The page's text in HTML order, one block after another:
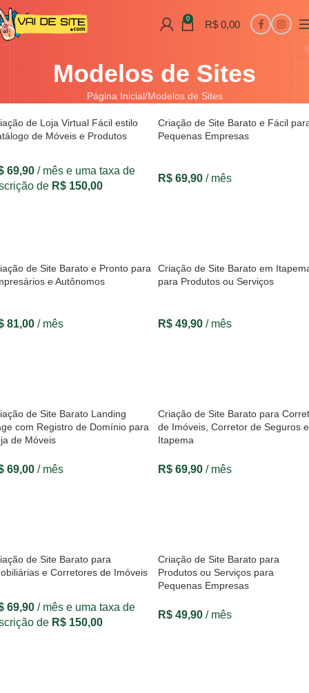
0 R$ 0,00
Modelos de Sites
Página Inicial Modelos de Sites
de Loja Virtual Fácil estilo
de Móveis e Produtos
69,90 / mês e uma taxa de
de R$ 150,00
Criação de Site Barato e Fácil
Pequenas Empresas
R$ 69,90 / mês
de Site Barato e Pronto para
e Autônomos
81,00 / mês
Criação de Site Barato em
para Produtos ou Serviços
R$ 49,90 / mês
de Site Barato Landing
com Registro de Domínio para
de Móveis
69,00 / mês
Criação de Site Barato para
de Imóveis, Corretor de Seguros
Itapema
R$ 69,90 / mês
de Site Barato para
e Corretores de Imóveis
69,90 / mês e uma taxa de
de R$ 150,00
Criação de Site Barato para
Produtos ou Serviços para
Pequenas Empresas
R$ 49,90 / mês